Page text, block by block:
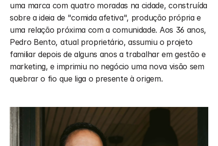
uma marca com quatro moradas na cidade, construída
sobre a ideia de "comida afetiva", produção própria e
uma relação próxima com a comunidade. Aos 36 anos,
Pedro Bento, atual proprietário, assumiu o projeto
familiar depois de alguns anos a trabalhar em gestão e
marketing, e imprimiu no negócio uma nova visão sem
quebrar o fio que liga o presente à origem.